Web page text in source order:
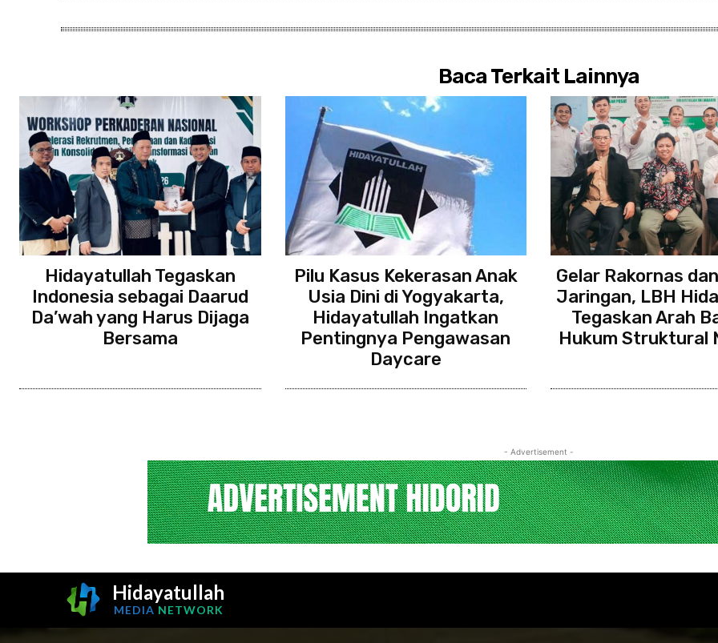
Baca Terkait Lainnya
Hidayatullah Tegaskan
Indonesia sebagai Daarud
Da’wah yang Harus Dijaga
Bersama
Pilu Kasus Kekerasan Anak
Usia Dini di Yogyakarta,
Hidayatullah Ingatkan
Pentingnya Pengawasan
Daycare
Gelar Rakornas
Jaringan, LBH
Tegaskan Arah
Hukum Struktural
- Advertisement -
Hidayatullah
MEDIA NETWORK